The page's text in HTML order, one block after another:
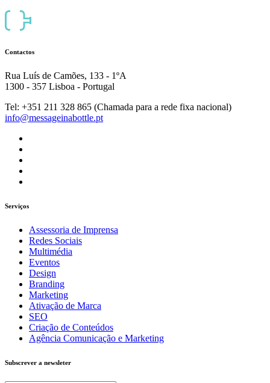
Contactos
Rua Luís de Camões, 133 - 1ºA
1300 - 357 Lisboa - Portugal
Tel: +351 211 328 865 (Chamada para a rede fixa nacional)
info@messageinabottle.pt
Serviços
Assessoria de Imprensa
Redes Sociais
Multimédia
Eventos
Design
Branding
Marketing
Ativação de Marca
SEO
Criação de Conteúdos
Agência Comunicação e Marketing
Subscrever a newsleter